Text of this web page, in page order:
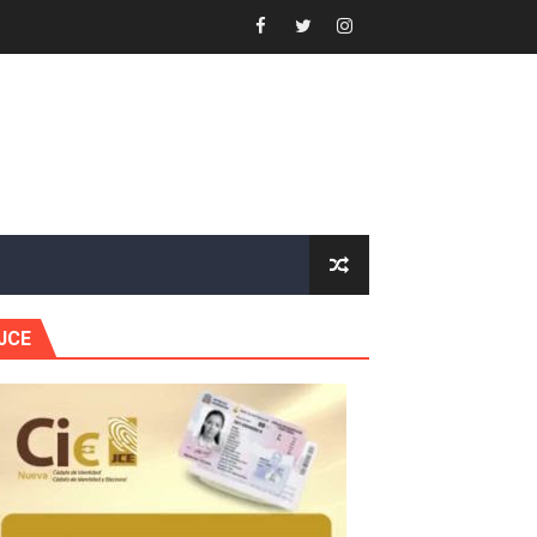
mujer presidente de la República
después
Norte
por apagones en Cayenas y Residencial Amalia
incendio
Reservas.